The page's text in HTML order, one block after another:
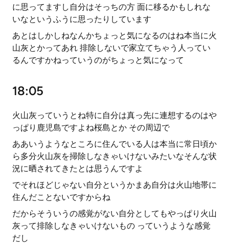
に思ってますし自分はそっちの方 面に移るかもしれな
いなというふうに思ったりしています
あとはしかしねなんかちょっと気になるのはね本当に火
山灰とかってあれ 排除しないで家立てちゃう人ってい
るんですかねっていうのがちょっと気になって
18:05
火山灰っていうとね特に自分は真っ先に連想するのはや
っぱり鹿児島ですよね桜島とか その周辺で
ああいうようなところに住んでいる人は本当に常日頃か
ら多分火山灰を掃除しなきゃいけないみたいなそんな状
況に晒されてきたとは思うんですよ
でそれほどじゃない自分というかまあ自分は火山地帯に
住んだことないですからね
だからそういうの感覚がない自分としてもやっぱり火山
灰って排除しなきゃいけないもの っていうような感覚
だし